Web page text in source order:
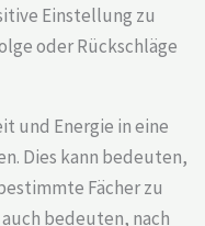
Einstellung zu
oder Rückschläge
und Energie in eine
Dies kann bedeuten,
Fächer zu
bedeuten, nach